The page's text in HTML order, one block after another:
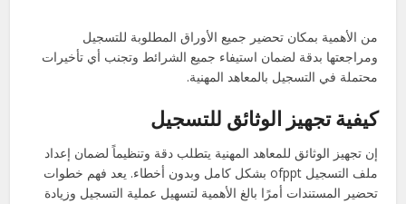
من الأهمية بمكان تحضير جميع الأوراق المطلوبة للتسجيل
ومراجعتها بدقة لضمان استيفاء جميع الشرائط وتجنب أي تأخيرات
محتملة في التسجيل بالمعاهد المهنية.
كيفية تجهيز الوثائق للتسجيل
إن تجهيز الوثائق للمعاهد المهنية يتطلب دقة وتنظيماً لضمان إعداد
ملف التسجيل ofppt بشكل كامل وبدون أخطاء. يعد فهم خطوات
تحضير المستندات أمرًا بالغ الأهمية لتسهيل عملية التسجيل وزيادة